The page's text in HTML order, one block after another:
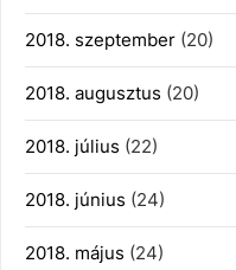
2018. szeptember (20)
2018. augusztus (20)
2018. július (22)
2018. június (24)
2018. május (24)